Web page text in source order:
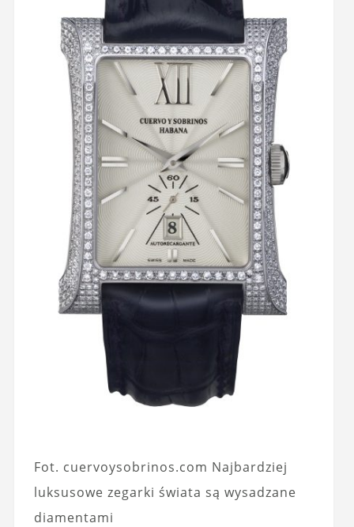
Fot. cuervoysobrinos.com Najbardziej
luksusowe zegarki świata są wysadzane
diamentami